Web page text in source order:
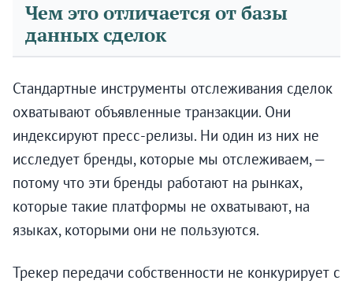
Чем это отличается от базы
данных сделок
Стандартные инструменты отслеживания сделок
охватывают объявленные транзакции. Они
индексируют пресс-релизы. Ни один из них не
исследует бренды, которые мы отслеживаем, —
потому что эти бренды работают на рынках,
которые такие платформы не охватывают, на
языках, которыми они не пользуются.
Трекер передачи собственности не конкурирует с